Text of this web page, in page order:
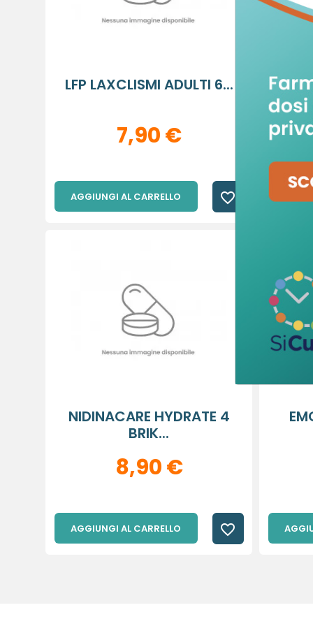
LFP LAXCLISMI ADULTI 6...
7,90 €
AGGIUNGI AL CARRELLO favorite_border
NIDINACARE HYDRATE 4
BRIK...
8,90 €
AGGIUNGI AL CARRELLO favorite_border